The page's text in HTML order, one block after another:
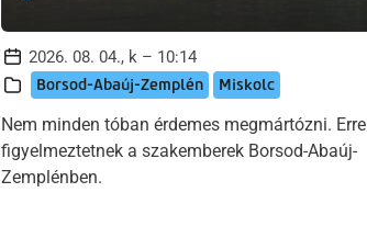
2026. 08. 04., k – 10:14
Borsod-Abaúj-Zemplén Miskolc
Nem minden tóban érdemes megmártózni. Erre
figyelmeztetnek a szakemberek Borsod-Abaúj-
Zemplénben.